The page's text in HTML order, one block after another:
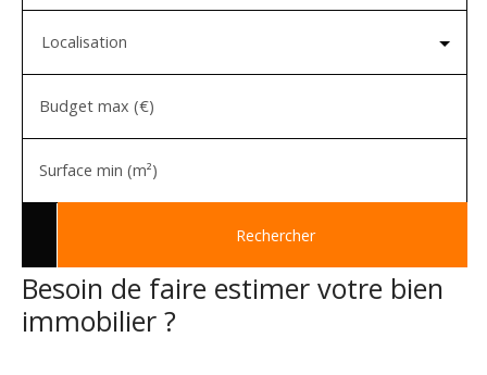
Localisation
Budget max (€)
Surface min (m²)
Rechercher
Besoin de faire estimer votre bien
immobilier ?